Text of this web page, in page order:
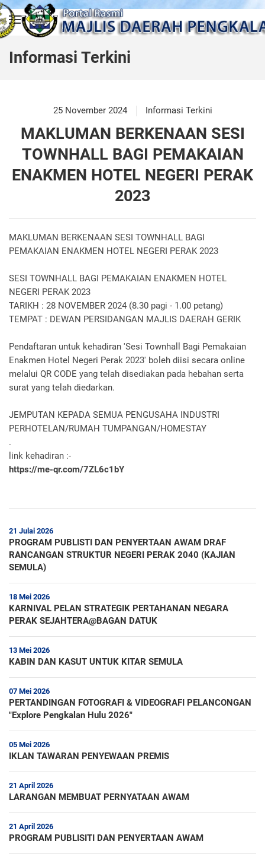
Skip to main content
Informasi Terkini
25 November 2024 Informasi Terkini
MAKLUMAN BERKENAAN SESI
TOWNHALL BAGI PEMAKAIAN
ENAKMEN HOTEL NEGERI PERAK
2023
MAKLUMAN BERKENAAN SESI TOWNHALL BAGI
PEMAKAIAN ENAKMEN HOTEL NEGERI PERAK 2023
SESI TOWNHALL BAGI PEMAKAIAN ENAKMEN HOTEL
NEGERI PERAK 2023
TARIKH : 28 NOVEMBER 2024 (8.30 pagi - 1.00 petang)
TEMPAT : DEWAN PERSIDANGAN MAJLIS DAERAH GERIK
Pendaftaran untuk kehadiran 'Sesi Townhall Bagi Pemakaian
Enakmen Hotel Negeri Perak 2023' boleh diisi secara online
melalui QR CODE yang telah disediakan pada hebahan serta
surat yang telah diedarkan.
JEMPUTAN KEPADA SEMUA PENGUSAHA INDUSTRI
PERHOTELAN/RUMAH TUMPANGAN/HOMESTAY
.
link kehadiran :-
https://me-qr.com/7ZL6c1bY
21 Julai 2026
PROGRAM PUBLISTI DAN PENYERTAAN AWAM DRAF
RANCANGAN STRUKTUR NEGERI PERAK 2040 (KAJIAN
SEMULA)
18 Mei 2026
KARNIVAL PELAN STRATEGIK PERTAHANAN NEGARA
PERAK SEJAHTERA@BAGAN DATUK
13 Mei 2026
KABIN DAN KASUT UNTUK KITAR SEMULA
07 Mei 2026
PERTANDINGAN FOTOGRAFI & VIDEOGRAFI PELANCONGAN
"Explore Pengkalan Hulu 2026"
05 Mei 2026
IKLAN TAWARAN PENYEWAAN PREMIS
21 April 2026
LARANGAN MEMBUAT PERNYATAAN AWAM
21 April 2026
PROGRAM PUBLISITI DAN PENYERTAAN AWAM